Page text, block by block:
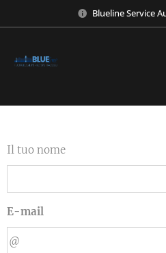
Blueline Service
Il tuo nome
E-mail